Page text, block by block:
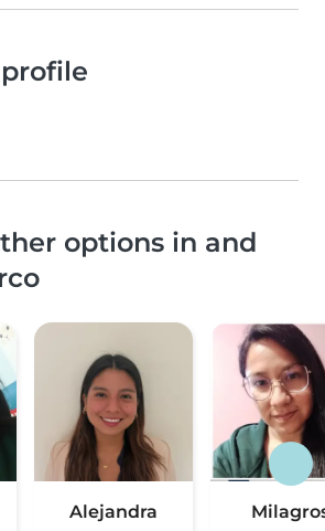
options in and
Alejandra